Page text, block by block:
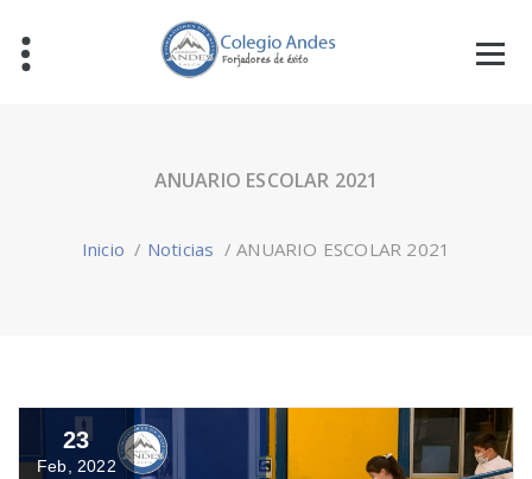
ANUARIO ESCOLAR 2021
Inicio / Noticias /ANUARIO ESCOLAR 2021
23
Feb, 2022